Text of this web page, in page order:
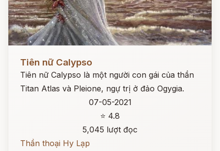
Tiên nữ Calypso
Tiên nữ Calypso là một người con gái của thần
Titan Atlas và Pleione, ngự trị ở đảo Ogygia.
07-05-2021
⭐ 4.8
5,045 lượt đọc
Thần thoại Hy Lạp